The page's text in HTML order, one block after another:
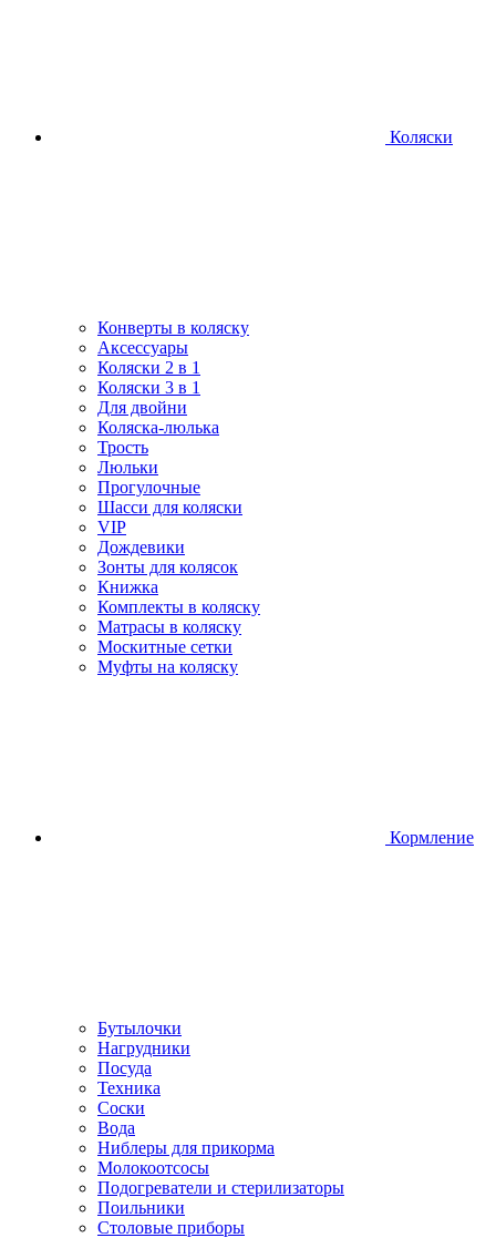
Коляски
Конверты в коляску
Аксессуары
Коляски 2 в 1
Коляски 3 в 1
Для двойни
Коляска-люлька
Трость
Люльки
Прогулочные
Шасси для коляски
VIP
Дождевики
Зонты для колясок
Книжка
Комплекты в коляску
Матрасы в коляску
Москитные сетки
Муфты на коляску
Кормление
Бутылочки
Нагрудники
Посуда
Техника
Соски
Вода
Ниблеры для прикорма
Молокоотсосы
Подогреватели и стерилизаторы
Поильники
Столовые приборы